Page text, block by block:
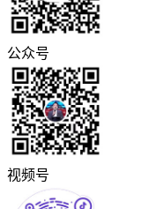
公众号
视频号